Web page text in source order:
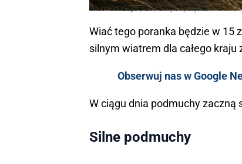
IMGW ostrzega przed silnymi porywami wiatru
Wiać tego poranka będzie w 15
silnym wiatrem dla całego
Obserwuj nas w Google
W ciągu dnia podmuchy zaczną
Silne podmuchy